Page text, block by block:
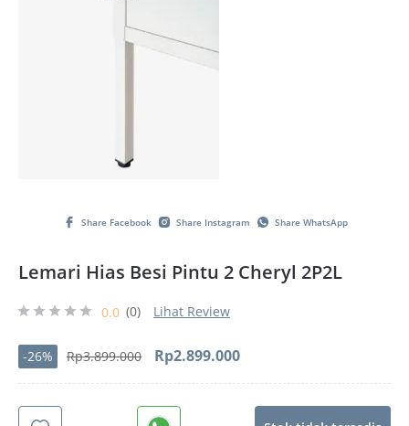
Share Facebook Share Instagram Share WhatsApp
Lemari Hias Besi Pintu 2 Cheryl 2P2L
0.0 (0) Lihat Review
-26% Rp3.899.000
Harga
Rp3.899.000.
Rp2.899.000
adalah: